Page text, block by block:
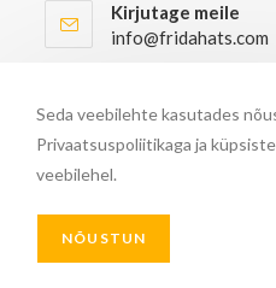
Kirjutage meile
info@fridahats.com
info@fridahats.com
© Kõik õigused
Seda veebilehte kasutades
Privaatsuspoliitikaga ja
veebilehel.
NÕUSTUN